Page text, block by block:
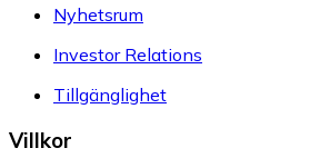
Nyhetsrum
Investor Relations
Tillgänglighet
Villkor